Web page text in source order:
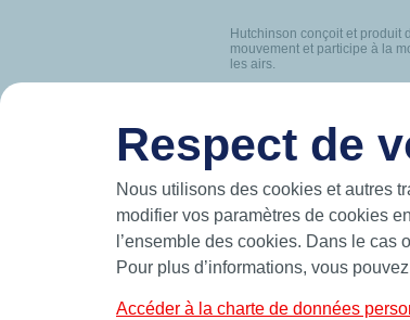
Hutchinson conçoit et produit
mouvement et participe à la
les airs.
CONTACT
© 2026 Hutchinson Precision Sealing
Respect de
Nous utilisons des cookies et autres
modifier vos paramètres de cookies
l’ensemble des cookies. Dans le
Pour plus d’informations, vous
Accéder à la charte de données